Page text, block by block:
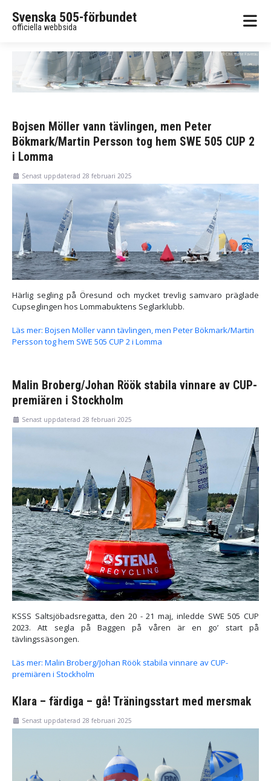
Svenska 505-förbundet
officiella webbsida
Bojsen Möller vann tävlingen, men Peter
Bökmark/Martin Persson tog hem SWE 505 CUP 2
i Lomma
Senast uppdaterad 28 februari 2025
Härlig segling på Öresund och mycket trevlig samvaro präglade
Cupseglingen hos Lommabuktens Seglarklubb.
Läs mer: Bojsen Möller vann tävlingen, men Peter Bökmark/Martin
Persson tog hem SWE 505 CUP 2 i Lomma
Malin Broberg/Johan Röök stabila vinnare av CUP-
premiären i Stockholm
Senast uppdaterad 28 februari 2025
KSSS Saltsjöbadsregatta, den 20 - 21 maj, inledde SWE 505 CUP
2023. Att segla på Baggen på våren är en go’ start på
tävlingssäsongen.
Läs mer: Malin Broberg/Johan Röök stabila vinnare av CUP-
premiären i Stockholm
Klara – färdiga – gå! Träningsstart med mersmak
Senast uppdaterad 28 februari 2025